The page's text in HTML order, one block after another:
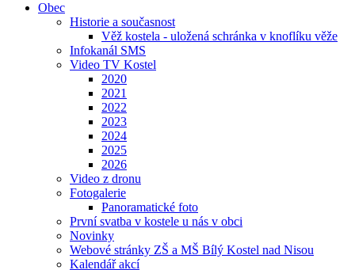
Obec
Historie a současnost
Věž kostela - uložená schránka v knoflíku věže
Infokanál SMS
Video TV Kostel
2020
2021
2022
2023
2024
2025
2026
Video z dronu
Fotogalerie
Panoramatické foto
První svatba v kostele u nás v obci
Novinky
Webové stránky ZŠ a MŠ Bílý Kostel nad Nisou
Kalendář akcí